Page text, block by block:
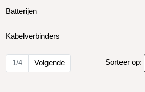
Batterijen
Kabelverbinders
Sorteer op:
1/4 Volgende